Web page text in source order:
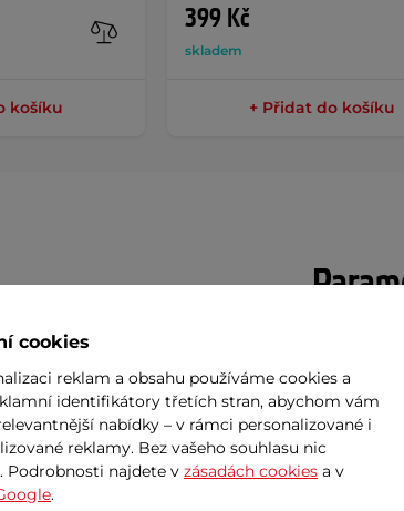
košíku
399 Kč
skladem
+ Přidat do košíku
Pláštěnka s kapucí je
Vás nebo Vaše děti před
nepromokavosti
žádnou vodu. Snadné
Materiál
Určení
cookies
reklam a obsahu používáme cookies a
identifikátory třetích stran, abychom vám
nabídky – v rámci personalizované i
reklamy. Bez vašeho souhlasu nic
Podrobnosti najdete v zásadách cookies a v
.